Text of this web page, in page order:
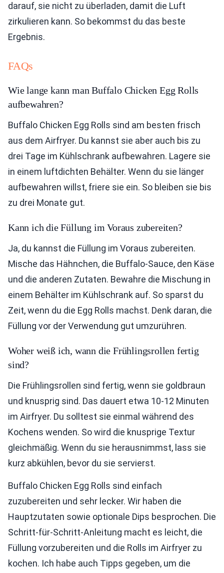
darauf, sie nicht zu überladen, damit die Luft
zirkulieren kann. So bekommst du das beste
Ergebnis.
FAQs
Wie lange kann man Buffalo Chicken Egg Rolls
aufbewahren?
Buffalo Chicken Egg Rolls sind am besten frisch
aus dem Airfryer. Du kannst sie aber auch bis zu
drei Tage im Kühlschrank aufbewahren. Lagere sie
in einem luftdichten Behälter. Wenn du sie länger
aufbewahren willst, friere sie ein. So bleiben sie bis
zu drei Monate gut.
Kann ich die Füllung im Voraus zubereiten?
Ja, du kannst die Füllung im Voraus zubereiten.
Mische das Hähnchen, die Buffalo-Sauce, den Käse
und die anderen Zutaten. Bewahre die Mischung in
einem Behälter im Kühlschrank auf. So sparst du
Zeit, wenn du die Egg Rolls machst. Denk daran, die
Füllung vor der Verwendung gut umzurühren.
Woher weiß ich, wann die Frühlingsrollen fertig
sind?
Die Frühlingsrollen sind fertig, wenn sie goldbraun
und knusprig sind. Das dauert etwa 10-12 Minuten
im Airfryer. Du solltest sie einmal während des
Kochens wenden. So wird die knusprige Textur
gleichmäßig. Wenn du sie herausnimmst, lass sie
kurz abkühlen, bevor du sie servierst.
Buffalo Chicken Egg Rolls sind einfach
zuzubereiten und sehr lecker. Wir haben die
Hauptzutaten sowie optionale Dips besprochen. Die
Schritt-für-Schritt-Anleitung macht es leicht, die
Füllung vorzubereiten und die Rolls im Airfryer zu
kochen. Ich habe auch Tipps gegeben, um die